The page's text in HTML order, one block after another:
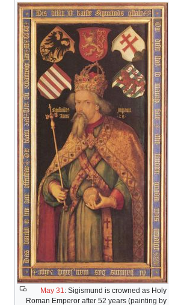
May 31: Sigismund is crowned as Holy
Roman Emperor after 52 years (painting by